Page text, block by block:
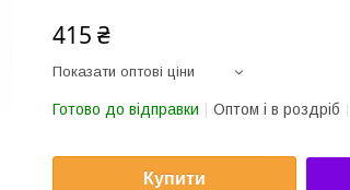
415 ₴
Показати оптові ціни
Готово до відправки Оптом і в роздріб
Купити